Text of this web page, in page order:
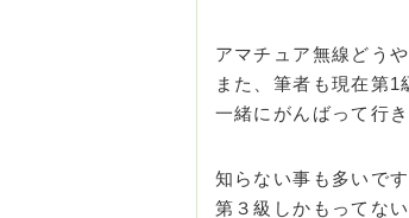
アマチュア無線どう
また、筆者も現在第
一緒にがんばって行き
知らない事も多いで
第３級しかもってな